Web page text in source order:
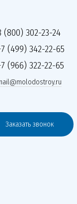
(800) 302-23-24
(499) 342-22-65
(966) 322-22-65
Заказать звонок